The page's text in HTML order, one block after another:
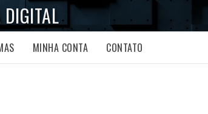
MINHA CONTA CONTATO